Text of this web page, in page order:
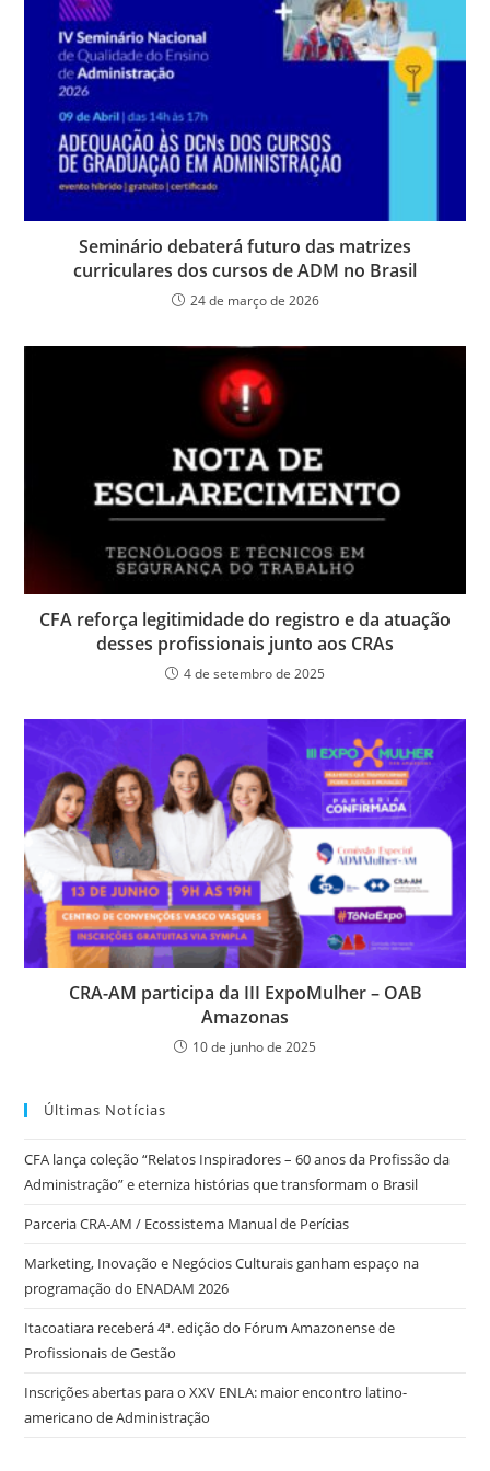
o
o
k
p
n
dl
y
Seminário debaterá futuro das matrizes
curriculares dos cursos de ADM no Brasil
24 de março de 2026
CFA reforça legitimidade do registro e da atuação
desses profissionais junto aos CRAs
4 de setembro de 2025
CRA-AM participa da III ExpoMulher – OAB
Amazonas
10 de junho de 2025
Últimas Notícias
CFA lança coleção “Relatos Inspiradores – 60 anos da Profissão da
Administração” e eterniza histórias que transformam o Brasil
Parceria CRA-AM / Ecossistema Manual de Perícias
Marketing, Inovação e Negócios Culturais ganham espaço na
programação do ENADAM 2026
Itacoatiara receberá 4ª. edição do Fórum Amazonense de
Profissionais de Gestão
Inscrições abertas para o XXV ENLA: maior encontro latino-
americano de Administração